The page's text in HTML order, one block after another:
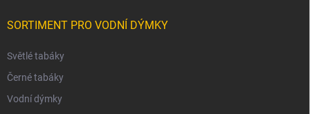
SORTIMENT PRO VODNÍ DÝMKY
Světlé tabáky
Černé tabáky
Vodní dýmky